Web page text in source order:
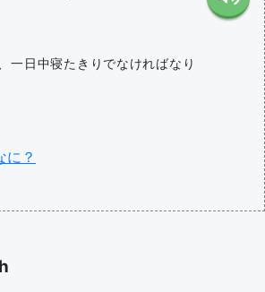
一日中寝たきりでなければなり
に？